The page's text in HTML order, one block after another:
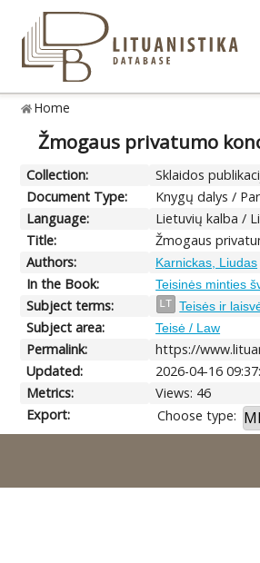
Home
Žmogaus privatumo
Collection:
Sklaidos
Document Type:
Knygų dalys /
Language:
Lietuvių kalba /
Title:
Žmogaus
Authors:
Karnickas, Liudas
In the Book: Teisinės minties
Subject terms:
LT Teisės ir
Subject area: Teisė / Law
Permalink:
https://
Updated:
2026-04-16
Metrics:
Views: 46
Export:
Choose type: